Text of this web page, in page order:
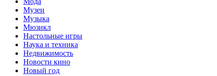
Музеи
Музыка
Мюзикл
Настольные игры
Наука и техника
Недвижимость
Новости кино
Новый год